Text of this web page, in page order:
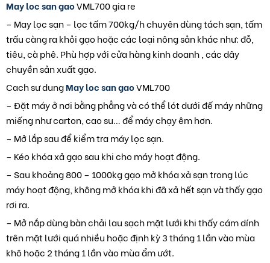
May loc san gaoVML700 gia re
– May lọc sạn – lọc tấm 700kg/h chuyên dùng tách sạn, tấm
trấu càng ra khỏi gạo hoặc các loại nông sản khác như: đỗ,
tiêu, cà phê. Phù hợp với cửa hàng kinh doanh , các dây
chuyền sản xuất gạo.
Cach sư dungMay loc san gaoVML700
– Đặt máy ở nơi bằng phẳng và có thể lót dưới đế máy những
miếng như carton, cao su… để máy chạy êm hơn.
– Mở lắp sau để kiểm tra máy lọc sạn.
– Kéo khóa xả gạo sau khi cho máy hoạt động.
– Sau khoảng 800 – 1000kg gạo mở khóa xả sạn trong lúc
máy hoạt động, không mở khóa khi đã xả hết sạn và thấy gạo
rơi ra.
– Mở nắp dùng bàn chải lau sạch mặt lưới khi thấy cám dính
trên mặt lưới quá nhiều hoặc định kỳ 3 tháng 1 lần vào mùa
khô hoặc 2 tháng 1 lần vào mùa ẩm ướt.